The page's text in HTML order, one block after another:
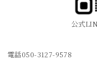
公式
電話050-3127-9578